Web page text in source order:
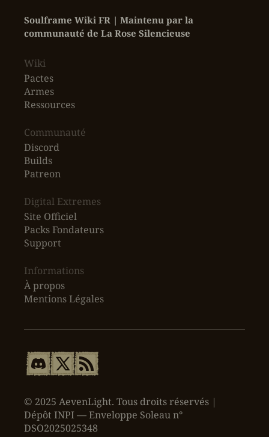
Soulframe Wiki FR | Maintenu par la
communauté de La Rose Silencieuse
Wiki
Pactes
Armes
Ressources
‎Communauté
Discord
Builds
Patreon
Digital Extremes
Site Officiel
Packs Fondateurs
Support
Informations
À propos
Mentions Légales
© 2025 AevenLight. Tous droits réservés |
Dépôt INPI — Enveloppe Soleau n°
DSO2025025348